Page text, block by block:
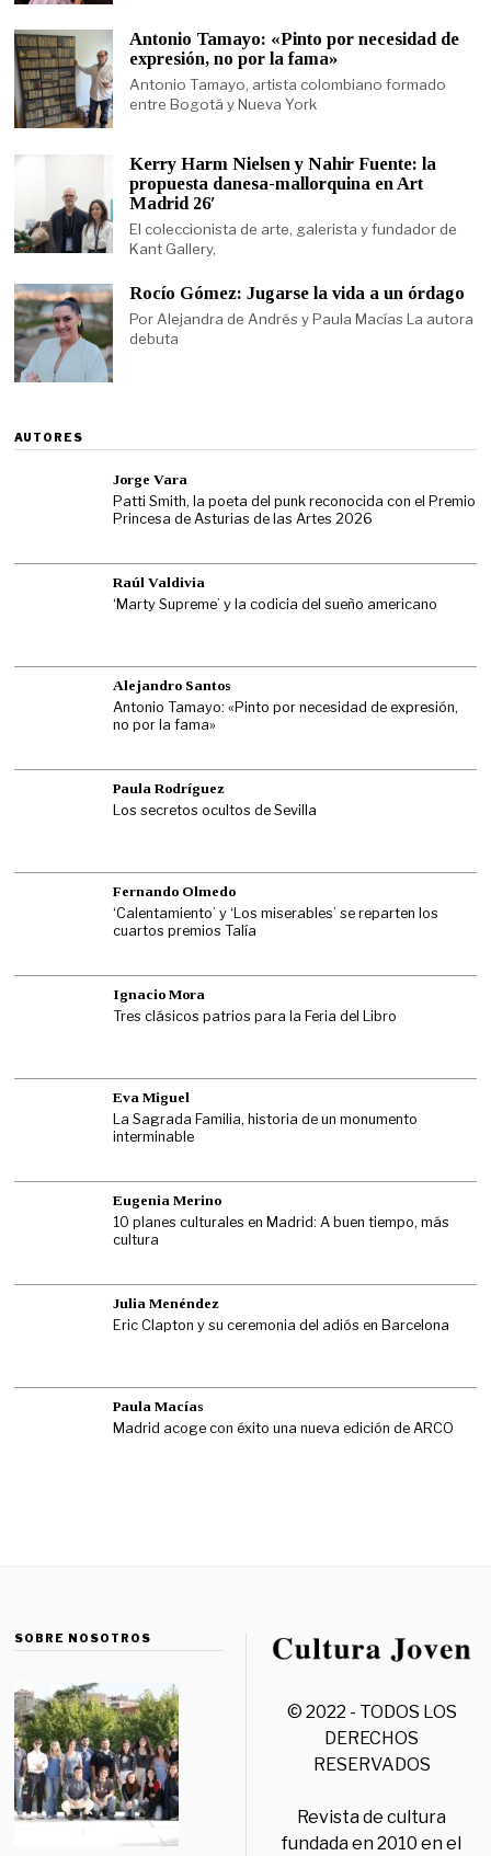
Antonio Tamayo: «Pinto por necesidad de
expresión, no por la fama»
Antonio Tamayo, artista colombiano formado
entre Bogotá y Nueva York
Kerry Harm Nielsen y Nahir Fuente: la
propuesta danesa-mallorquina en Art
Madrid 26′
El coleccionista de arte, galerista y fundador de
Kant Gallery,
Rocío Gómez: Jugarse la vida a un órdago
Por Alejandra de Andrés y Paula Macías La autora
debuta
AUTORES
Jorge Vara
Patti Smith, la poeta del punk reconocida con el Premio
Princesa de Asturias de las Artes 2026
Raúl Valdivia
‘Marty Supreme’ y la codicia del sueño americano
Alejandro Santos
Antonio Tamayo: «Pinto por necesidad de expresión,
no por la fama»
Paula Rodríguez
Los secretos ocultos de Sevilla
Fernando Olmedo
‘Calentamiento’ y ‘Los miserables’ se reparten los
cuartos premios Talía
Ignacio Mora
Tres clásicos patrios para la Feria del Libro
Eva Miguel
La Sagrada Familia, historia de un monumento
interminable
Eugenia Merino
10 planes culturales en Madrid: A buen tiempo, más
cultura
Julia Menéndez
Eric Clapton y su ceremonia del adiós en Barcelona
Paula Macías
Madrid acoge con éxito una nueva edición de ARCO
SOBRE NOSOTROS
© 2022 - TODOS LOS
DERECHOS
RESERVADOS
Revista de cultura
fundada en 2010 en el